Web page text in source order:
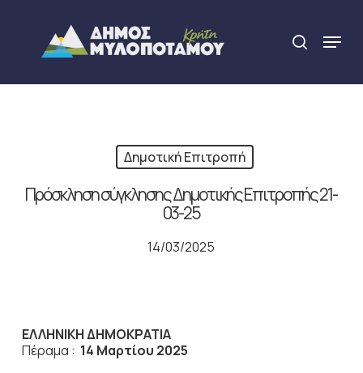
content
search
Menu
Δημοτική Επιτροπή
Πρόσκληση σύγκλησης Δημοτικής Επιτροπής 21-
03-25
14/03/2025
ΕΛΛΗΝΙΚΗ ΔΗΜΟΚΡΑΤΙΑ
Πέραμα : 14 Μαρτίου 2025
Close